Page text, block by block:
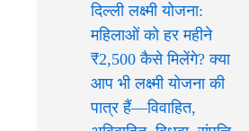
दिल्ली लक्ष्मी योजना:
महिलाओं को हर महीने
₹2,500 कैसे मिलेंगे? क्या
आप भी लक्ष्मी योजना की
पात्र हैं—विवाहित,